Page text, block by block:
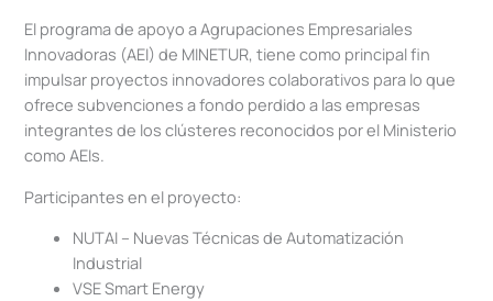
El programa de apoyo a Agrupaciones Empresariales
Innovadoras (AEI) de MINETUR, tiene como principal fin
impulsar proyectos innovadores colaborativos para lo que
ofrece subvenciones a fondo perdido a las empresas
integrantes de los clústeres reconocidos por el Ministerio
como AEIs.
Participantes en el proyecto:
NUTAI – Nuevas Técnicas de Automatización
Industrial
VSE Smart Energy